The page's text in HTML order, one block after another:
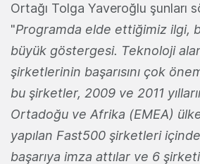
Ortağı Tolga Yaveroğlu şunları
"Programda elde ettiğimiz ilgi,
büyük göstergesi. Teknoloji
şirketlerinin başarısını çok
bu şirketler, 2009 ve 2011
Ortadoğu ve Afrika (EMEA)
yapılan Fast500 şirketleri
başarıya imza attılar ve 6